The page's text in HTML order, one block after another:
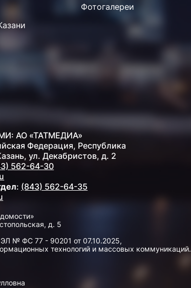
Фотогалереи
АО «ТАТМЕДИА»
Федерация, Республика
ул. Декабристов, д. 2
562-64-30
: (843) 562-64-35
д. 5
№ ФС 77 - 90201 от 07.10.2025,
технологий и массовых коммуникаций.